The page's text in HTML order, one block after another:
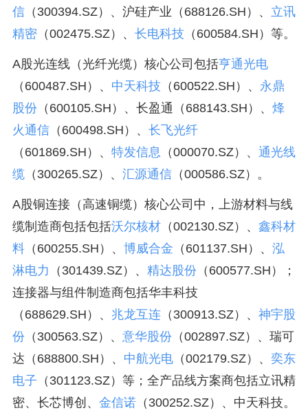
信（300394.SZ）、沪硅产业（688126.SH）、 立讯
精密（002475.SZ）、 长电科技 （600584.SH）等。
A股光连线（光纤光缆）核心公司包括亨通光电
（600487.SH）、 中天科技 （600522.SH）、 永鼎
股份（600105.SH）、长盈通（688143.SH）、 烽
火通信（600498.SH）、 长飞光纤
（601869.SH）、 特发信息 （000070.SZ）、 通光线
缆（300265.SZ）、 汇源通信（000586.SZ）。
A股铜连接（高速铜缆）核心公司中，上游材料与线
缆制造商包括包括沃尔核材（002130.SZ）、 鑫科材
料（600255.SH）、 博威合金 （601137.SH）、 泓
淋电力 （301439.SZ）、 精达股份（600577.SH）；
连接器与组件制造商包括华丰科技
（688629.SH）、 兆龙互连（300913.SZ）、 神宇股
份（300563.SZ）、 意华股份（002897.SZ）、瑞可
达（688800.SH）、 中航光电（002179.SZ）、 奕东
电子 （301123.SZ）等；全产品线方案商包括立讯精
密、长芯博创、 金信诺（300252.SZ）、中天科技。